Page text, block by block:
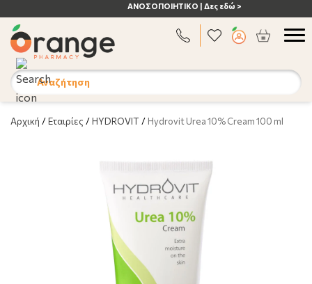
ΑΝΟΣΟΠΟΙΗΤΙΚΟ | Δες εδώ >
Αναζήτηση
Αρχική /Εταιρίες /HYDROVIT / Hydrovit Urea 10% Cream 100 ml